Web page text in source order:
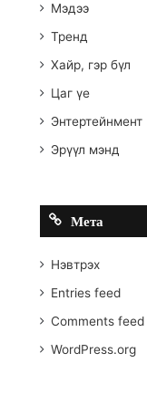
Мэдээ
Тренд
Хайр, гэр бүл
Цаг үе
Энтертейнмент
Эрүүл мэнд
Мета
Нэвтрэх
Entries feed
Comments feed
WordPress.org